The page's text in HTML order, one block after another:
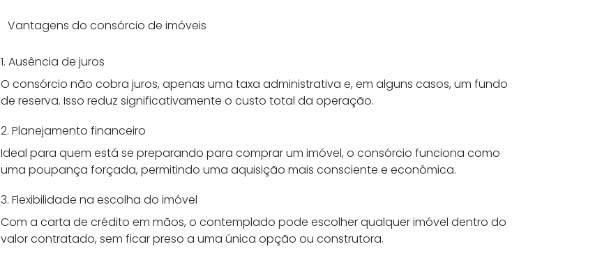
Vantagens do consórcio de imóveis
1. Ausência de juros
O consórcio não cobra juros, apenas uma taxa administrativa e, em alguns casos, um fundo
de reserva. Isso reduz significativamente o custo total da operação.
2. Planejamento financeiro
Ideal para quem está se preparando para comprar um imóvel, o consórcio funciona como
uma poupança forçada, permitindo uma aquisição mais consciente e econômica.
3. Flexibilidade na escolha do imóvel
Com a carta de crédito em mãos, o contemplado pode escolher qualquer imóvel dentro do
valor contratado, sem ficar preso a uma única opção ou construtora.